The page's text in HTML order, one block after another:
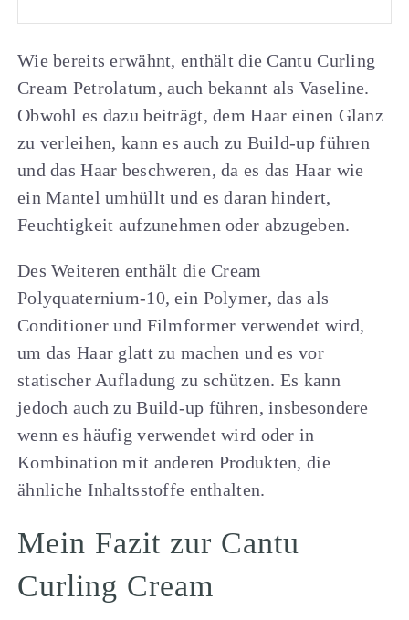
Wie bereits erwähnt, enthält die Cantu Curling
Cream Petrolatum, auch bekannt als Vaseline.
Obwohl es dazu beiträgt, dem Haar einen Glanz
zu verleihen, kann es auch zu Build-up führen
und das Haar beschweren, da es das Haar wie
ein Mantel umhüllt und es daran hindert,
Feuchtigkeit aufzunehmen oder abzugeben.
Des Weiteren enthält die Cream
Polyquaternium-10, ein Polymer, das als
Conditioner und Filmformer verwendet wird,
um das Haar glatt zu machen und es vor
statischer Aufladung zu schützen. Es kann
jedoch auch zu Build-up führen, insbesondere
wenn es häufig verwendet wird oder in
Kombination mit anderen Produkten, die
ähnliche Inhaltsstoffe enthalten.
Mein Fazit zur Cantu
Curling Cream